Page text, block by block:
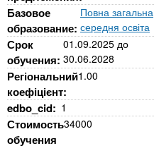
n
f
o
в
Базовое
образование:
Повна загальна
середня освіта
Срок
обучения:
01.09.2025 до
30.06.2028
Регіональний
коефіцієнт:
1.00
edbo_cid: 1
Стоимость
обучения
34000